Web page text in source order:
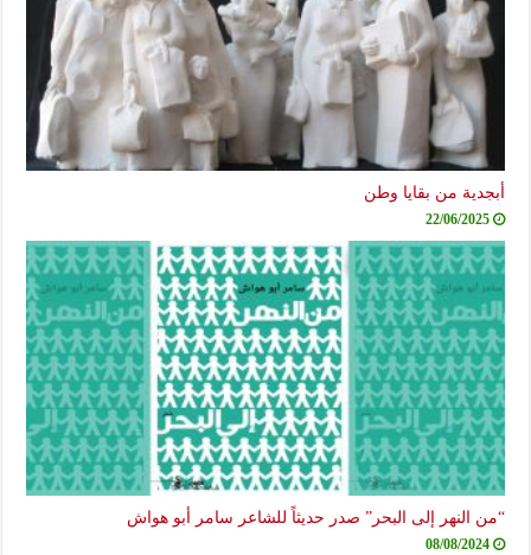
أبجدية من بقايا وطن
22/06/2025
“من النهر إلى البحر” صدر حديثاً للشاعر سامر أبو هواش
08/08/2024